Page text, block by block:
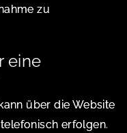
zu
eine
über die Website
erfolgen.